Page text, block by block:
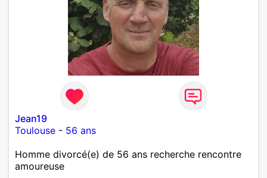
Jean19
Toulouse - 56 ans
Homme divorcé(e) de 56 ans recherche rencontre
amoureuse